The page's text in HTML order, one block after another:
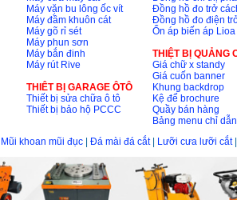
Máy vặn bu lông ốc vít
Máy đầm khuôn cát
Máy gõ rỉ sét
Máy phun sơn
Máy bắn đinh
Máy rút Rive
THIÊT BỊ GARAGE ÔTÔ
Thiết bị sửa chữa ô tô
Thiết bị bảo hộ PCCC
Đồng hồ đo trở
Đồng hồ đo điện
Ổn áp biến áp Lioa
THIỆT BỊ QUẢNG
Giá chữ x standy
Giá cuốn banner
Khung backdrop
Kệ để brochure
Quầy bán hàng
Bảng menu chỉ dẫn
Mũi khoan mũi đục Đá mài đá cắt| Lưỡi cưa lưỡi cắt